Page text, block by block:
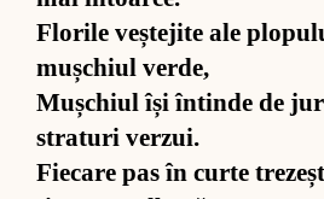
Flo­rile veș­te­jite ale
mu­ș­chiul ver­de,
Mu­ș­chiul își în­tinde de
stra­turi ver­zui.
Fi­e­care pas în curte